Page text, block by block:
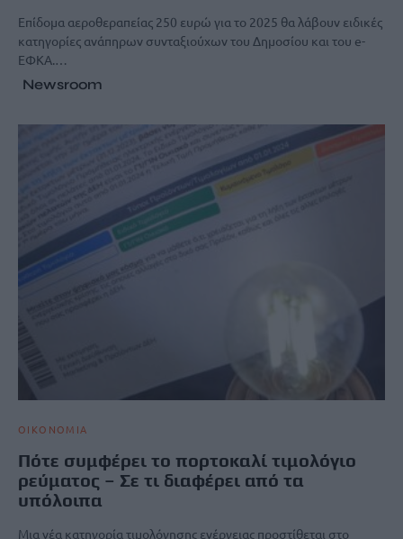
Επίδομα αεροθεραπείας 250 ευρώ για το 2025 θα λάβουν ειδικές
κατηγορίες ανάπηρων συνταξιούχων του Δημοσίου και του e-
ΕΦΚΑ.…
Newsroom
ΟΙΚΟΝΟΜΙΑ
Πότε συμφέρει το πορτοκαλί τιμολόγιο
ρεύματος – Σε τι διαφέρει από τα
υπόλοιπα
Μια νέα κατηγορία τιμολόγησης ενέργειας προστίθεται στο